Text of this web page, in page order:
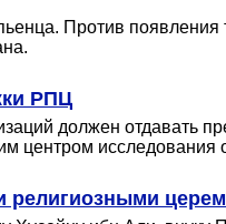
Против появления
РПЦ
должен отдавать
центром
религиозными